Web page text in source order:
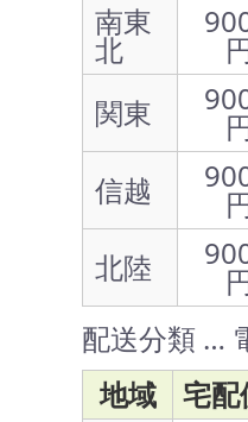
南東
北
関東
信越
北陸
配送分類 …
地域
宅配